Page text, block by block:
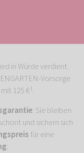
in Würde verdient.
Vorsorge
125 €1.
: Sie bleiben
und sichern sich
für eine
: